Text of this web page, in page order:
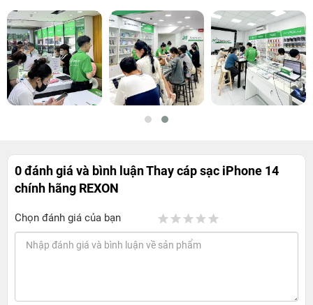
0 đánh giá và bình luậnThay cáp sạc iPhone 14
chính hãng REXON
Chọn đánh giá của bạn